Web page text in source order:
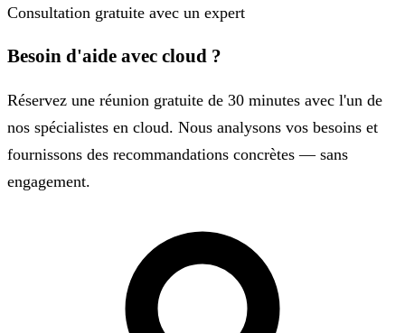
Consultation gratuite avec un expert
Besoin d'aide avec cloud ?
Réservez une réunion gratuite de 30 minutes avec l'un de
nos spécialistes en cloud. Nous analysons vos besoins et
fournissons des recommandations concrètes — sans
engagement.